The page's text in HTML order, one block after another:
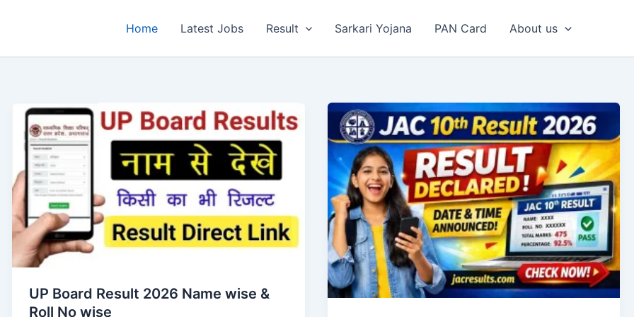
Home Latest Jobs Result Sarkari Yojana PAN Card About us
UP Board Result 2026 Name wise &
Roll No wise